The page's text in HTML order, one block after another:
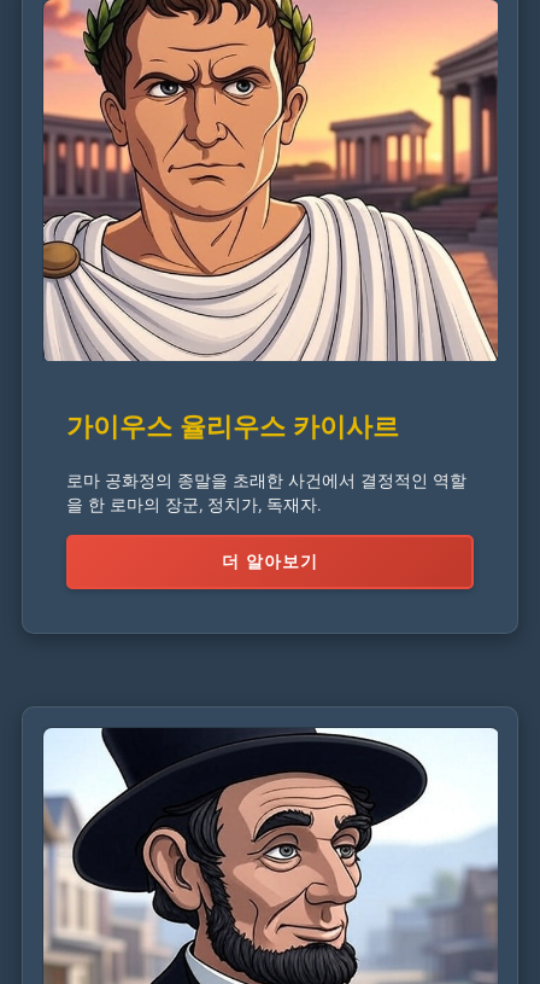
가이우스 율리우스 카이사르
로마 공화정의 종말을 초래한 사건에서 결정적인 역할
을 한 로마의 장군, 정치가, 독재자.
더 알아보기